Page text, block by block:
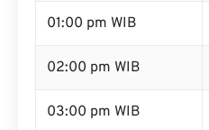
01:00 pm WIB
02:00 pm WIB
03:00 pm WIB